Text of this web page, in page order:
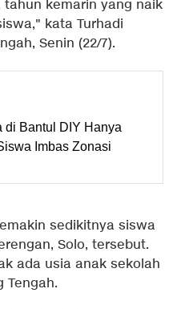
tahun kemarin yang naik
kata Turhadi
Senin (22/7).
di Bantul DIY Hanya
Imbas Zonasi
sedikitnya siswa
Solo, tersebut.
ada usia anak sekolah
Tengah.